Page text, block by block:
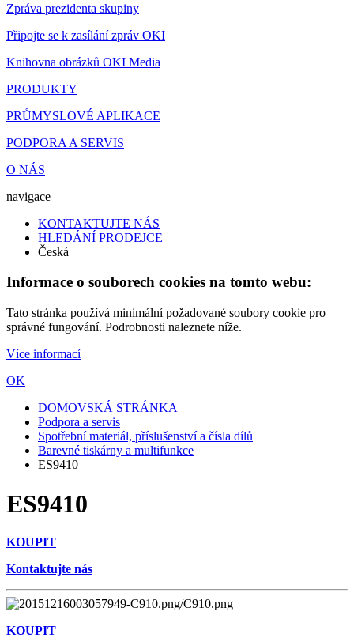
Zpráva prezidenta skupiny
Připojte se k zasílání zpráv OKI
Knihovna obrázků OKI Media
PRODUKTY
PRŮMYSLOVÉ APLIKACE
PODPORA A SERVIS
O NÁS
navigace
KONTAKTUJTE NÁS
HLEDÁNÍ PRODEJCE
Česká
Informace o souborech cookies na tomto webu:
Tato stránka používá minimální požadované soubory cookie pro
správné fungování. Podrobnosti naleznete níže.
Více informací
OK
DOMOVSKÁ STRÁNKA
Podpora a servis
Spotřební materiál, příslušenství a čísla dílů
Barevné tiskárny a multifunkce
ES9410
ES9410
KOUPIT
Kontaktujte nás
KOUPIT